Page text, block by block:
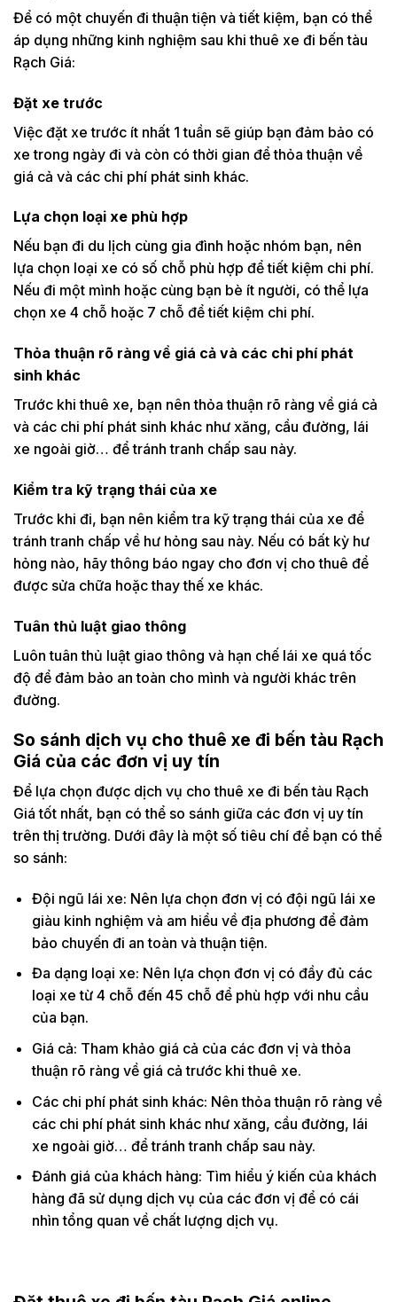
Để có một chuyến đi thuận tiện và tiết kiệm, bạn có thể
áp dụng những kinh nghiệm sau khi thuê xe đi bến tàu
Rạch Giá:
Đặt xe trước
Việc đặt xe trước ít nhất 1 tuần sẽ giúp bạn đảm bảo có
xe trong ngày đi và còn có thời gian để thỏa thuận về
giá cả và các chi phí phát sinh khác.
Lựa chọn loại xe phù hợp
Nếu bạn đi du lịch cùng gia đình hoặc nhóm bạn, nên
lựa chọn loại xe có số chỗ phù hợp để tiết kiệm chi phí.
Nếu đi một mình hoặc cùng bạn bè ít người, có thể lựa
chọn xe 4 chỗ hoặc 7 chỗ để tiết kiệm chi phí.
Thỏa thuận rõ ràng về giá cả và các chi phí phát
sinh khác
Trước khi thuê xe, bạn nên thỏa thuận rõ ràng về giá cả
và các chi phí phát sinh khác như xăng, cầu đường, lái
xe ngoài giờ… để tránh tranh chấp sau này.
Kiểm tra kỹ trạng thái của xe
Trước khi đi, bạn nên kiểm tra kỹ trạng thái của xe để
tránh tranh chấp về hư hỏng sau này. Nếu có bất kỳ hư
hỏng nào, hãy thông báo ngay cho đơn vị cho thuê để
được sửa chữa hoặc thay thế xe khác.
Tuân thủ luật giao thông
Luôn tuân thủ luật giao thông và hạn chế lái xe quá tốc
độ để đảm bảo an toàn cho mình và người khác trên
đường.
So sánh dịch vụ cho thuê xe đi bến tàu Rạch
Giá của các đơn vị uy tín
Để lựa chọn được dịch vụ cho thuê xe đi bến tàu Rạch
Giá tốt nhất, bạn có thể so sánh giữa các đơn vị uy tín
trên thị trường. Dưới đây là một số tiêu chí để bạn có thể
so sánh:
Đội ngũ lái xe: Nên lựa chọn đơn vị có đội ngũ lái xe
giàu kinh nghiệm và am hiểu về địa phương để đảm
bảo chuyến đi an toàn và thuận tiện.
Đa dạng loại xe: Nên lựa chọn đơn vị có đầy đủ các
loại xe từ 4 chỗ đến 45 chỗ để phù hợp với nhu cầu
của bạn.
Giá cả: Tham khảo giá cả của các đơn vị và thỏa
thuận rõ ràng về giá cả trước khi thuê xe.
Các chi phí phát sinh khác: Nên thỏa thuận rõ ràng về
các chi phí phát sinh khác như xăng, cầu đường, lái
xe ngoài giờ… để tránh tranh chấp sau này.
Đánh giá của khách hàng: Tìm hiểu ý kiến của khách
hàng đã sử dụng dịch vụ của các đơn vị để có cái
nhìn tổng quan về chất lượng dịch vụ.